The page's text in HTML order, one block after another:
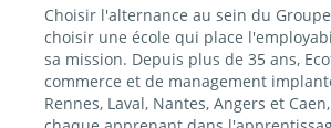
Choisir l'alternance au sein du
choisir une école qui place
sa mission. Depuis plus de 35 ans,
commerce et de management
Rennes, Laval, Nantes, Angers et